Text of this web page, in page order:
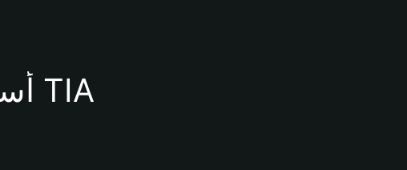
أسباب أهمية استخدام محفظة TIA